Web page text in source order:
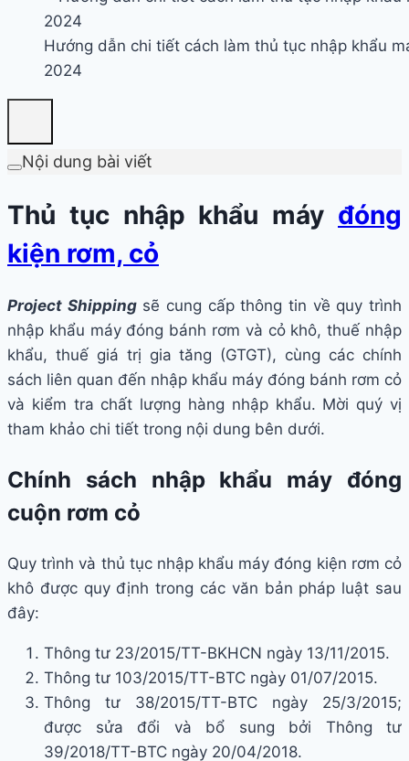
Hướng dẫn chi tiết cách làm thủ tục nhập khẩu
2024
Nội dung bài viết
Thủ tục nhập khẩu máy đóng
kiện rơm, cỏ
Project Shippingsẽ cung cấp thông tin về quy trình
nhập khẩu máy đóng bánh rơm và cỏ khô, thuế nhập
khẩu, thuế giá trị gia tăng (GTGT), cùng các chính
sách liên quan đến nhập khẩu máy đóng bánh rơm cỏ
và kiểm tra chất lượng hàng nhập khẩu. Mời quý vị
tham khảo chi tiết trong nội dung bên dưới.
Chính sách nhập khẩu máy đóng
cuộn rơm cỏ
Quy trình và thủ tục nhập khẩu máy đóng kiện rơm cỏ
khô được quy định trong các văn bản pháp luật sau
đây:
Thông tư 23/2015/TT-BKHCN ngày 13/11/2015.
Thông tư 103/2015/TT-BTC ngày 01/07/2015.
Thông tư 38/2015/TT-BTC ngày 25/3/2015;
được sửa đổi và bổ sung bởi Thông tư
39/2018/TT-BTC ngày 20/04/2018.